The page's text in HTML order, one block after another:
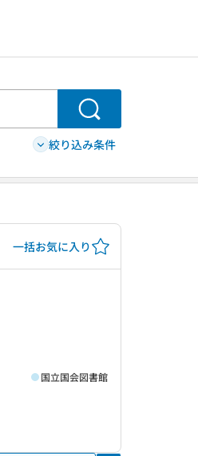
検索
絞り込み条件
一括お気に入り
国立国会図書館